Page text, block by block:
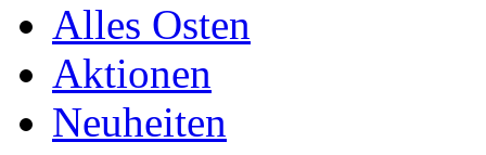
Alles Osten
Aktionen
Neuheiten